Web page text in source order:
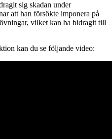
sig skadan under
att han försökte imponera på
vilket kan ha bidragit till
kan du se följande video: